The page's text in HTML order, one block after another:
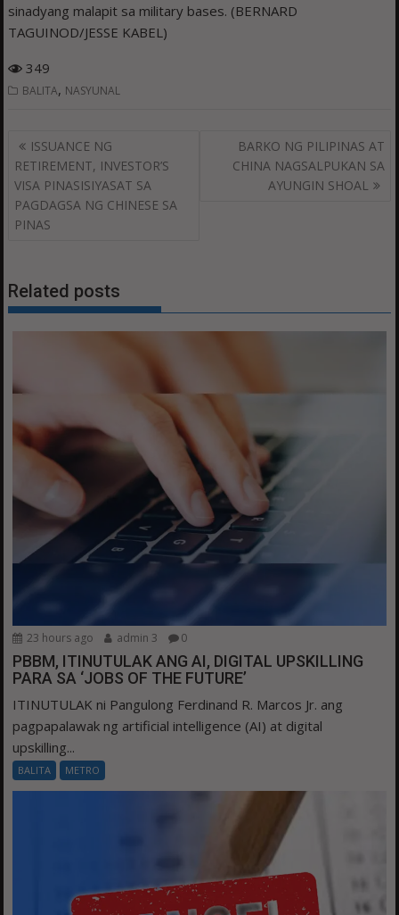
sinadyang malapit sa military bases. (BERNARD
TAGUINOD/JESSE KABEL)
349
BALITA, NASYUNAL
Post
navigation
ISSUANCE NG
RETIREMENT, INVESTOR’S
VISA PINASISIYASAT SA
PAGDAGSA NG CHINESE SA
PINAS
BARKO NG PILIPINAS AT
CHINA NAGSALPUKAN SA
AYUNGIN SHOAL
Related posts
23 hours ago admin 3 0
PBBM, ITINUTULAK ANG AI, DIGITAL UPSKILLING
PARA SA ‘JOBS OF THE FUTURE’
ITINUTULAK ni Pangulong Ferdinand R. Marcos Jr. ang
pagpapalawak ng artificial intelligence (AI) at digital
upskilling...
BALITA METRO